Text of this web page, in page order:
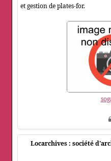
et gestion de plates-for.
Locarchives : société